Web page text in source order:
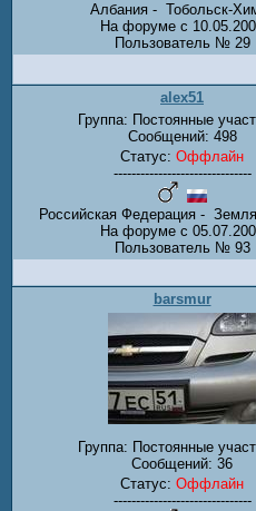
Албания - Тобольск-
На форуме с
Пользователь № 29
alex51
Группа: Постоянные
Сообщений: 498
Статус: Оффлайн
-------------------------------
Российская Федерация -
На форуме с
Пользователь № 93
barsmur
Группа: Постоянные
Сообщений: 36
Статус: Оффлайн
-------------------------------